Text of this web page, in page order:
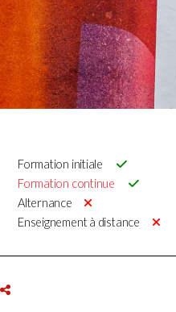
Formation initiale
Formation continue
Alternance
Enseignement à distance